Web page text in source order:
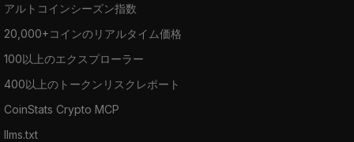
アルトコインシーズン指数
20,000+コインのリアルタイム価格
100以上のエクスプローラー
400以上のトークンリスクレポート
CoinStats Crypto MCP
llms.txt